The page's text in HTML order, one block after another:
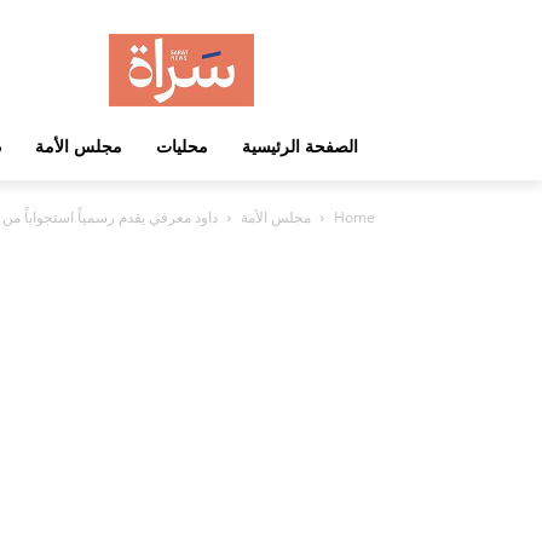
الصفحة الرئيسية محليات مجلس الأمة
Home مجلس الأمة داود معرفي يقدم رسمياً استجواباً من 3 محاور لوزيرة الأشغال أماني بوقماز